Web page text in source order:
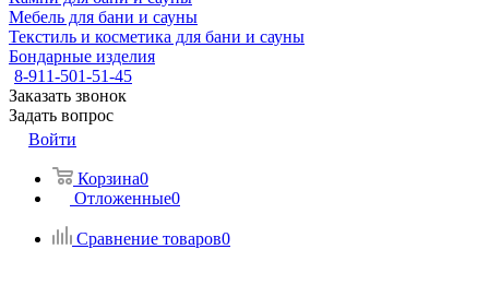
Мебель для бани и сауны
Текстиль и косметика для бани и сауны
Бондарные изделия
8-911-501-51-45
Заказать звонок
Задать вопрос
Войти
Корзина0
Отложенные0
Сравнение товаров0